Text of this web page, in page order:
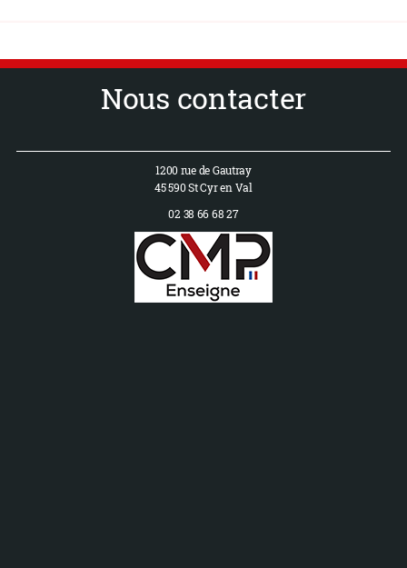
Nous contacter
1200 rue de Gautray
45 590 St Cyr en Val
02 38 66 68 27